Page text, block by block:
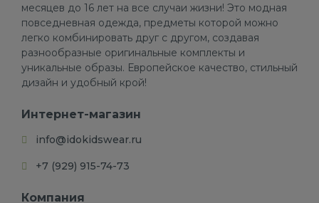
месяцев до 16 лет на все случаи жизни! Это модная
повседневная одежда, предметы которой можно
легко комбинировать друг с другом, создавая
разнообразные оригинальные комплекты и
уникальные образы. Европейское качество, стильный
дизайн и удобный крой!
Интернет-магазин
info@idokidswear.ru
+7 (929) 915-74-73
Компания